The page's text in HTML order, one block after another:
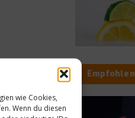
wie Cookies,
Wenn du diesen
Empfohlen